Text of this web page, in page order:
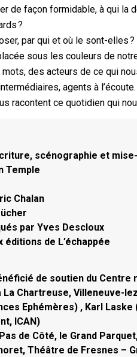
de façon formidable, à qui la
?
par qui et où le sont-elles ?
sous les couleurs de
des acteurs de ce qui
agents à
racontent ce quotidien qui
scénographie et
Temple
Chalan
par Yves Descloux
de L’échappée
de soutien du
Chartreuse, Villeneuve-
Ephémères) , Karl
ICAN)
de Côté, le Grand
Théâtre de Fresnes –